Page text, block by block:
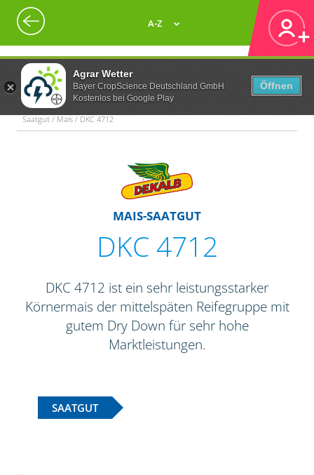
Agrar Wetter
Bayer CropScience Deutschland GmbH
Kostenlos bei Google Play
Öffnen
A-Z
Saatgut / Mais / DKC 4712
MAIS-SAATGUT
DKC 4712
DKC 4712 ist ein sehr leistungsstarker
Körnermais der mittelspäten Reifegruppe mit
gutem Dry Down für sehr hohe
Marktleistungen.
SAATGUT